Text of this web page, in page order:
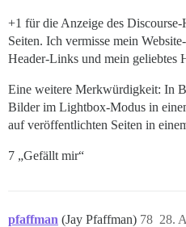
+1 für die Anzeige des
Seiten. Ich vermisse mein
Header-Links und mein geliebtes
Eine weitere Merkwürdigkeit: In
Bilder im Lightbox-Modus in
auf veröffentlichten Seiten in
7 „Gefällt mir“
pfaffman (Jay Pfaffman) 28.
78